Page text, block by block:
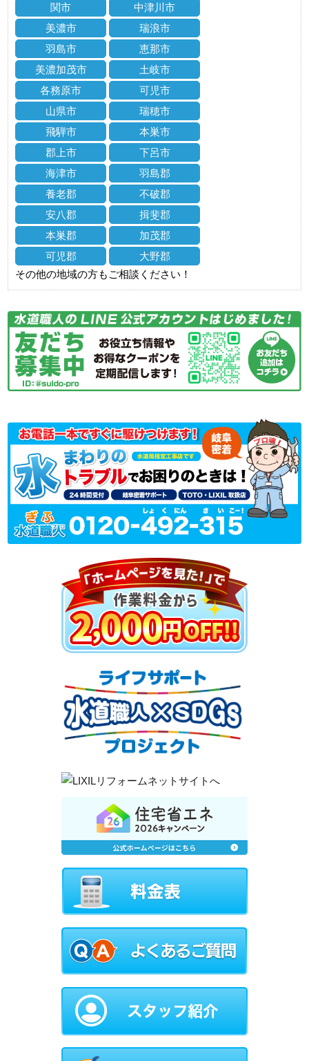
関市
中津川市
美濃市
瑞浪市
羽島市
恵那市
美濃加茂市
土岐市
各務原市
可児市
山県市
瑞穂市
飛騨市
本巣市
郡上市
下呂市
海津市
羽島郡
養老郡
不破郡
安八郡
揖斐郡
本巣郡
加茂郡
可児郡
大野郡
その他の地域の方もご相談ください！